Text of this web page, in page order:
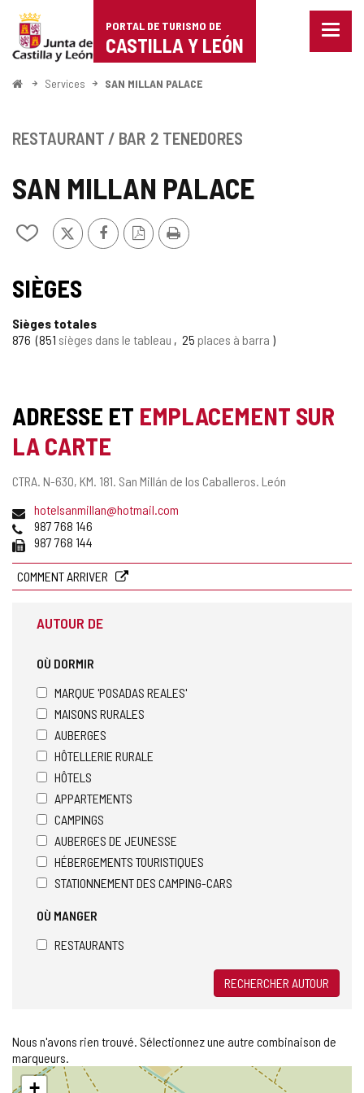
Portal
de
Turismo
Castilla
León
PORTAL DE TURISMO DE
CASTILLA Y LEÓN
Menu
<
Services SAN MILLAN PALACE
SAN MILLAN PALACE
Ajouter/retirer
de
cahiers
X FacebookVersion
PDF
Imprimer
RESTAURANT / BAR 2 TENEDORES
SIÈGES
Sièges totales
876 851 sièges dans le tableau 25 places à barra
ADRESSE ET EMPLACEMENT SUR
LA CARTE
Adresse
CTRA. N-630, KM. 181. San Millán de los Caballeros. León
Adresse
de
courrier
électronique
hotelsanmillan@hotmail.com
Téléphones
987 768 146
Fax 987 768 144
COMMENT ARRIVER
AUTOUR DE
OÙ DORMIR
MARQUE 'POSADAS REALES'
MAISONS RURALES
AUBERGES
HÔTELLERIE RURALE
HÔTELS
APPARTEMENTS
CAMPINGS
AUBERGES DE JEUNESSE
HÉBERGEMENTS TOURISTIQUES
STATIONNEMENT DES CAMPING-CARS
OÙ MANGER
RESTAURANTS
RECHERCHER AUTOUR
Nous n'avons rien trouvé. Sélectionnez une autre combinaison de
marqueurs.
Sauter
la +